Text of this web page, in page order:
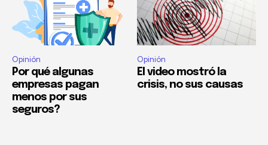
Opinión
Por qué algunas
empresas pagan
menos por sus
seguros?
Opinión
El video mostró la
crisis, no sus causas